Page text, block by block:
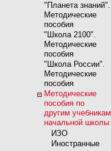
"Планета знаний".
Методические
пособия
"Школа 2100".
Методические
пособия
"Школа России".
Методические
пособия
Методические
пособия по
другим учебникам
начальной школы
ИЗО
Иностранные